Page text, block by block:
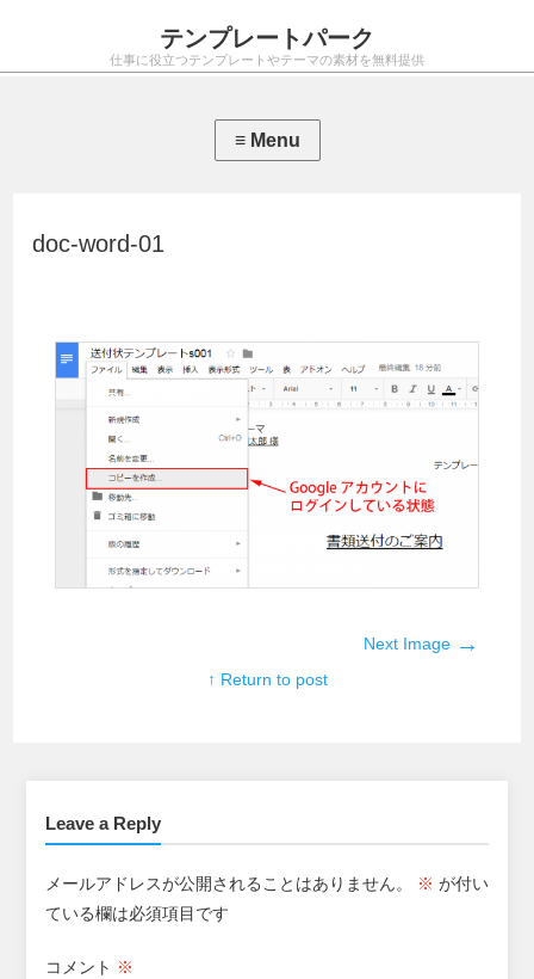
テンプレートパーク
仕事に役立つテンプレートやテーマの素材を無料提供
doc-word-01
Next Image →
↑ Return to post
Leave a Reply
メールアドレスが公開されることはありません。 ※ が付い
ている欄は必須項目です
コメント ※